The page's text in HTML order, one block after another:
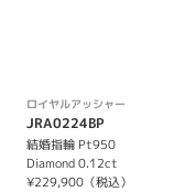
ロイヤルアッシャー
JRA0224BP
結婚指輪 Pt950
Diamond 0.12ct
¥229,900（税込）